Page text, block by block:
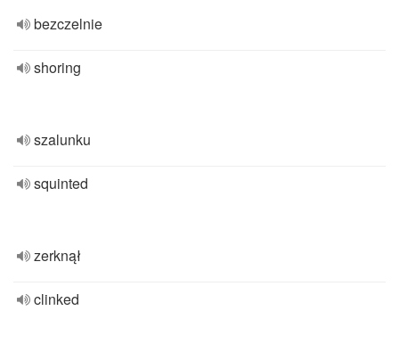
bezczelnie
shoring
szalunku
squinted
zerknął
clinked